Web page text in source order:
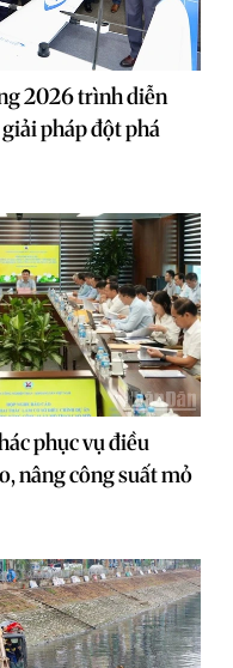
2026 trình diễn
pháp đột phá
phục vụ điều
nâng công suất mỏ